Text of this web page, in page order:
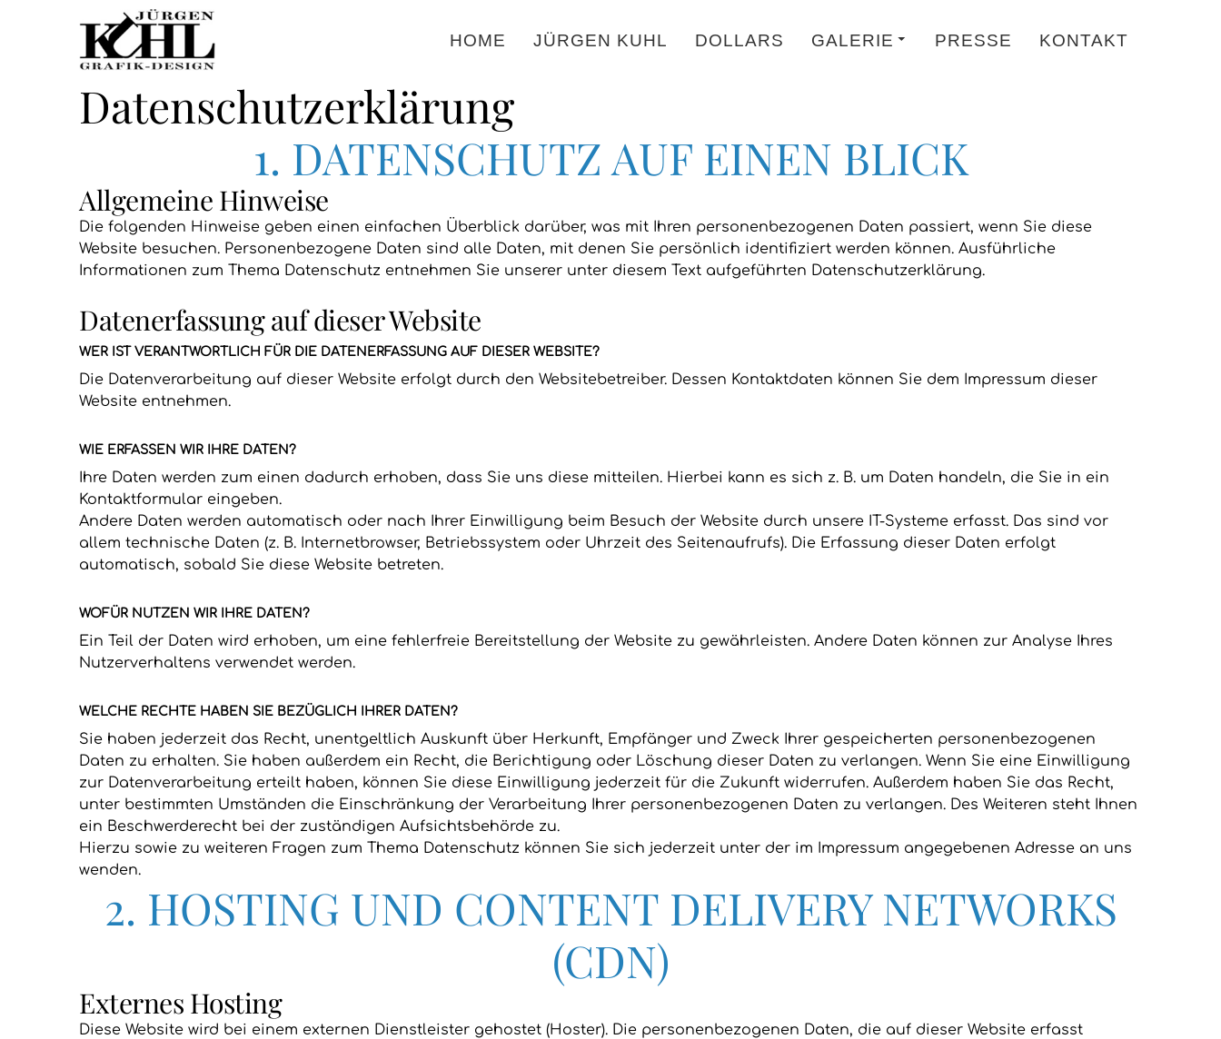
HOME JÜRGEN KUHL DOLLARS GALERIE PRESSE KONTAKT
Datenschutz­erklärung
1. DATENSCHUTZ AUF EINEN BLICK
Allgemeine Hinweise
Die folgenden Hinweise geben einen einfachen Überblick darüber, was mit Ihren personenbezogenen Daten passiert, wenn Sie diese
Website besuchen. Personenbezogene Daten sind alle Daten, mit denen Sie persönlich identifiziert werden können. Ausführliche
Informationen zum Thema Datenschutz entnehmen Sie unserer unter diesem Text aufgeführten Datenschutzerklärung.
Datenerfassung auf dieser Website
WER IST VERANTWORTLICH FÜR DIE DATENERFASSUNG AUF DIESER WEBSITE?
Die Datenverarbeitung auf dieser Website erfolgt durch den Websitebetreiber. Dessen Kontaktdaten können Sie dem Impressum dieser
Website entnehmen.
WIE ERFASSEN WIR IHRE DATEN?
Ihre Daten werden zum einen dadurch erhoben, dass Sie uns diese mitteilen. Hierbei kann es sich z. B. um Daten handeln, die Sie in ein
Kontaktformular eingeben.
Andere Daten werden automatisch oder nach Ihrer Einwilligung beim Besuch der Website durch unsere IT-Systeme erfasst. Das sind vor
allem technische Daten (z. B. Internetbrowser, Betriebssystem oder Uhrzeit des Seitenaufrufs). Die Erfassung dieser Daten erfolgt
automatisch, sobald Sie diese Website betreten.
WOFÜR NUTZEN WIR IHRE DATEN?
Ein Teil der Daten wird erhoben, um eine fehlerfreie Bereitstellung der Website zu gewährleisten. Andere Daten können zur Analyse Ihres
Nutzerverhaltens verwendet werden.
WELCHE RECHTE HABEN SIE BEZÜGLICH IHRER DATEN?
Sie haben jederzeit das Recht, unentgeltlich Auskunft über Herkunft, Empfänger und Zweck Ihrer gespeicherten personenbezogenen
Daten zu erhalten. Sie haben außerdem ein Recht, die Berichtigung oder Löschung dieser Daten zu verlangen. Wenn Sie eine Einwilligung
zur Datenverarbeitung erteilt haben, können Sie diese Einwilligung jederzeit für die Zukunft widerrufen. Außerdem haben Sie das Recht,
unter bestimmten Umständen die Einschränkung der Verarbeitung Ihrer personenbezogenen Daten zu verlangen. Des Weiteren steht Ihnen
ein Beschwerderecht bei der zuständigen Aufsichtsbehörde zu.
Hierzu sowie zu weiteren Fragen zum Thema Datenschutz können Sie sich jederzeit unter der im Impressum angegebenen Adresse an uns
wenden.
2. HOSTING UND CONTENT DELIVERY NETWORKS
(CDN)
Externes Hosting
Diese Website wird bei einem externen Dienstleister gehostet (Hoster). Die personenbezogenen Daten, die auf dieser Website erfasst